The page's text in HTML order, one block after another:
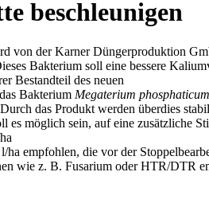
beschleunigen
von der Karner Düngerproduktion
Bakterium soll eine bessere
Bestandteil des neuen
Bakterium Megaterium phosphaticum
das Produkt werden überdies
es möglich sein, auf eine zusätzliche
ha empfohlen, die vor der
wie z. B. Fusarium oder HTR/DTR